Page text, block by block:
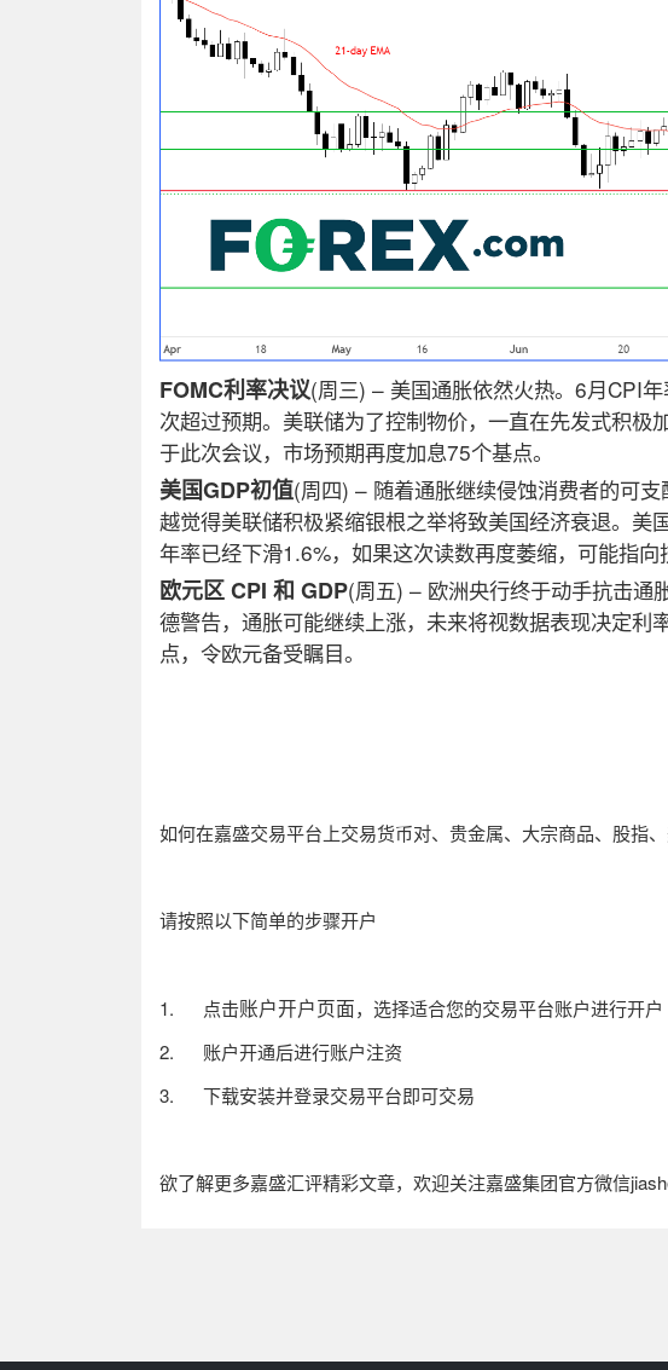
FOMC利率决议(周三) – 美国通胀依然火热。 6月CPI
次超过预期。美联储为了控制物价，一直在先发式积极
于此次会议，市场预期再度加息75个基点。
美国GDP初值(周四) – 随着通胀继续侵蚀消费者的可
越觉得美联储积极紧缩银根之举将致美国经济衰退。美
年率已经下滑1.6%，如果这次读数再度萎缩，可能指向
欧元区CPI 和 GDP(周五) – 欧洲央行终于动手抗击通
德警告，通胀可能继续上涨，未来将视数据表现决定利率
点，令欧元备受瞩目。
如何在嘉盛交易平台上交易货币对、贵金属、大宗商品、股指、
请按照以下简单的步骤开户
1. 点击账户开户页面，选择适合您的交易平台账户进行开户
2. 账户开通后进行账户注资
3. 下载安装并登录交易平台即可交易
欲了解更多嘉盛汇评精彩文章，欢迎关注嘉盛集团官方微信